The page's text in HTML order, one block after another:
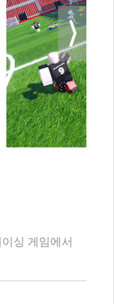
싱 게임에서
실력을 시험